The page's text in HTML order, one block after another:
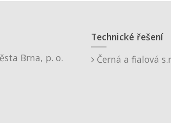
Brna, p. o.
Technické řešení
Černá a fialová